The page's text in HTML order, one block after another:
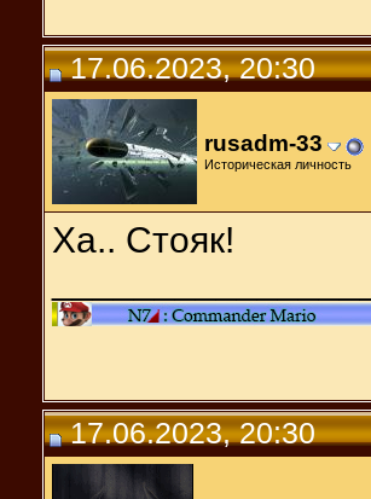
17.06.2023, 20:30
rusadm-33
Историческая личность
Ха.. Стояк!
17.06.2023, 20:30